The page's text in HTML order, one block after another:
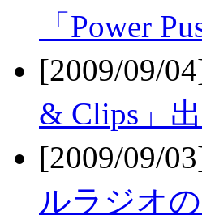
「Power
[2009/09/
& Clips」
[2009/09/
ルラジオ